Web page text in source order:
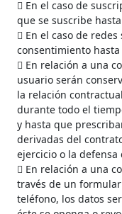
 En el caso de
que se suscribe
 En el caso de
consentimiento
 En relación a una
usuario serán
la relación
durante todo el
y hasta que
derivadas del
ejercicio o la defensa
 En relación a una
través de un
teléfono, los datos